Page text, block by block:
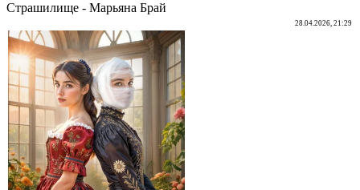
Страшилище - Марьяна Брай
28.04.2026, 21:29